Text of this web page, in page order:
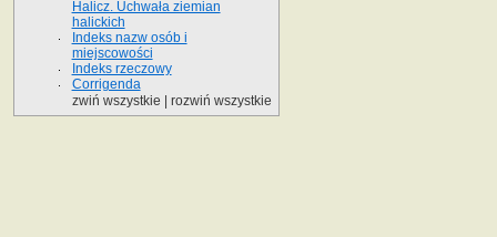
Halicz. Uchwała ziemian
halickich
Indeks nazw osób i
miejscowości
Indeks rzeczowy
Corrigenda
zwiń wszystkie
rozwiń wszystkie